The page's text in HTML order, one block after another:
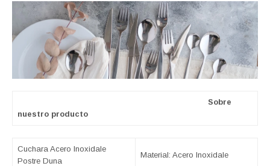
Sobre
nuestro producto
Cuchara Acero Inoxidale
Postre Duna
Material: Acero Inoxidale